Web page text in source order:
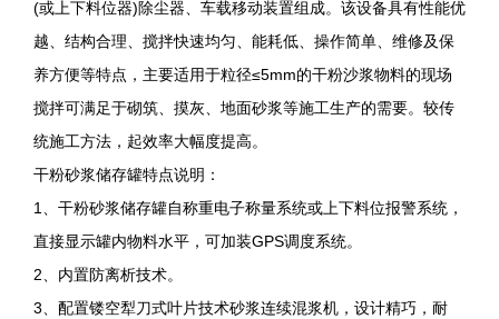
(或上下料位器)除尘器、车载移动装置组成。该设备具有性能优
越、结构合理、搅拌快速均匀、能耗低、操作简单、维修及保
养方便等特点，主要适用于粒径≤5mm的干粉沙浆物料的现场
搅拌可满足于砌筑、摸灰、地面砂浆等施工生产的需要。较传
统施工方法，起效率大幅度提高。
干粉砂浆储存罐特点说明：
1、干粉砂浆储存罐自称重电子称量系统或上下料位报警系统，
直接显示罐内物料水平，可加装GPS调度系统。
2、内置防离析技术。
3、配置镂空犁刀式叶片技术砂浆连续混浆机，设计精巧，耐